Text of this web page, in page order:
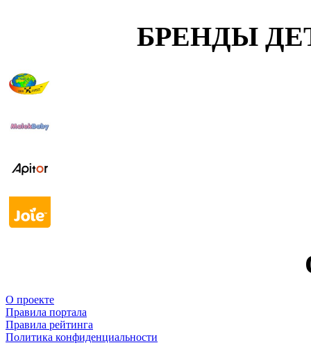
БРЕНДЫ
О проекте
Правила портала
Правила рейтинга
Политика конфиденциальности